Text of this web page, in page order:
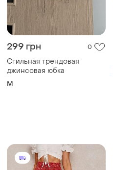
299 грн 0
Стильная трендовая
джинсовая юбка
M